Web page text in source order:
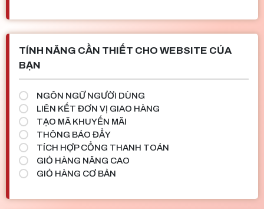
TÍNH NĂNG CẦN THIẾT CHO WEBSITE CỦA
BẠN
NGÔN NGỮ NGƯỜI DÙNG
LIÊN KẾT ĐƠN VỊ GIAO HÀNG
TẠO MÃ KHUYẾN MÃI
THÔNG BÁO ĐẨY
TÍCH HỢP CỔNG THANH TOÁN
GIỎ HÀNG NÂNG CAO
GIỎ HÀNG CƠ BẢN